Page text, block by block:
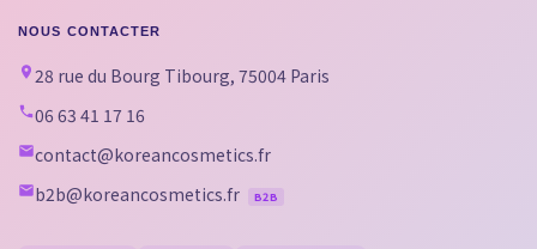
NOUS CONTACTER
28 rue du Bourg Tibourg, 75004 Paris
06 63 41 17 16
contact@koreancosmetics.fr
b2b@koreancosmetics.fr
B2B